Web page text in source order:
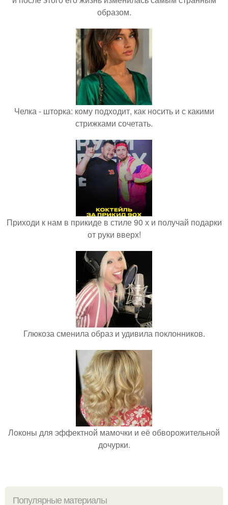
образом.
Челка - шторка: кому подходит, как носить и с какими
стрижками сочетать.
Приходи к нам в прикиде в стиле 90 х и получай подарки
от руки вверх!
Глюкоза сменила образ и удивила поклонников.
Локоны для эффектной мамочки и её обворожительной
дочурки.
Популярные материалы